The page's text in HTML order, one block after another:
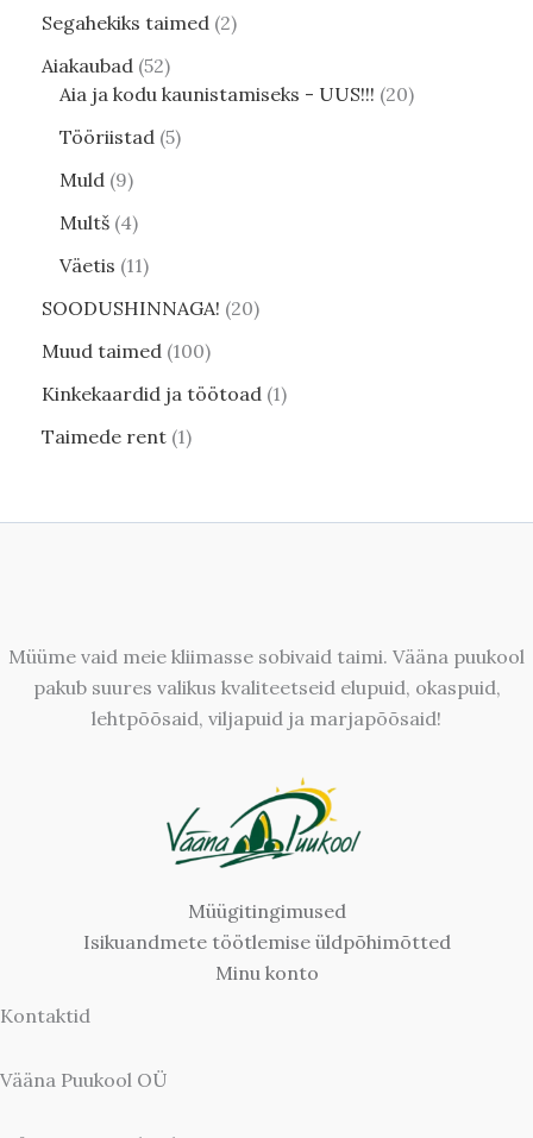
Segahekiks taimed 2
Aiakaubad 52
Aia ja kodu kaunistamiseks - UUS!!! 20
Tööriistad 5
Muld 9
Multš 4
Väetis 11
SOODUSHINNAGA! 20
Muud taimed 100
Kinkekaardid ja töötoad 1
Taimede rent 1
Müüme vaid meie kliimasse sobivaid taimi. Vääna puukool
pakub suures valikus kvaliteetseid elupuid, okaspuid,
lehtpõõsaid, viljapuid ja marjapõõsaid!
Müügitingimused
Isikuandmete töötlemise üldpõhimõtted
Minu konto
Kontaktid
Vääna Puukool OÜ